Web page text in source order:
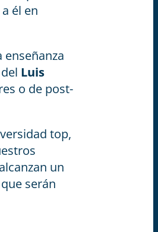
él en
Luis
o de post-
top,
un
serán